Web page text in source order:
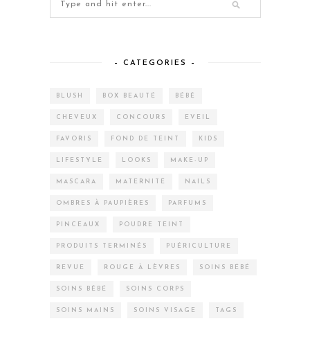
– CATEGORIES –
BLUSH BOX BEAUTÉ BÉBÉ
CHEVEUX CONCOURS EVEIL
FAVORIS FOND DE TEINT KIDS
LIFESTYLE LOOKS MAKE-UP
MASCARA MATERNITÉ NAILS
OMBRES À PAUPIÈRES PARFUMS
PINCEAUX POUDRE TEINT
PRODUITS TERMINÉS PUÉRICULTURE
REVUE ROUGE À LÈVRES SOINS BÉBÉ
SOINS BÉBÉ SOINS CORPS
SOINS MAINS SOINS VISAGE TAGS